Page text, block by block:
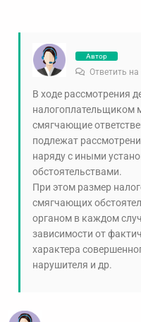
Автор
Ответить на
В ходе рассмотрения
налогоплательщиком
смягчающие
подлежат
наряду с иными
обстоятельствами.
При этом размер
смягчающих
органом в каждом
зависимости от
характера
нарушителя и др.